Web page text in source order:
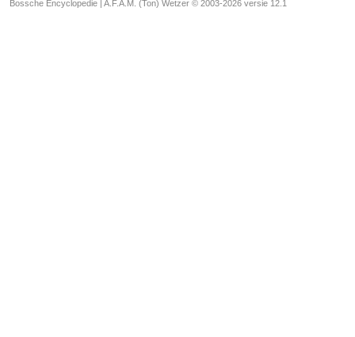
Bossche Encyclopedie | A.F.A.M. (Ton) Wetzer © 2003-2026 versie 12.1